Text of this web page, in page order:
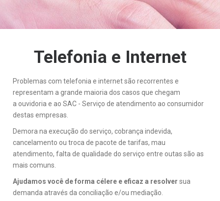
Telefonia e Internet
Problemas com telefonia e internet são recorrentes e
representam a grande maioria dos casos que chegam
a ouvidoria e ao SAC - Serviço de atendimento ao consumidor
destas empresas.
Demora na execução do serviço, cobrança indevida,
cancelamento ou troca de pacote de tarifas, mau
atendimento, falta de qualidade do serviço entre outas são as
mais comuns.
Ajudamos você de forma célere e eficaz a resolver sua
demanda através da conciliação e/ou mediação.